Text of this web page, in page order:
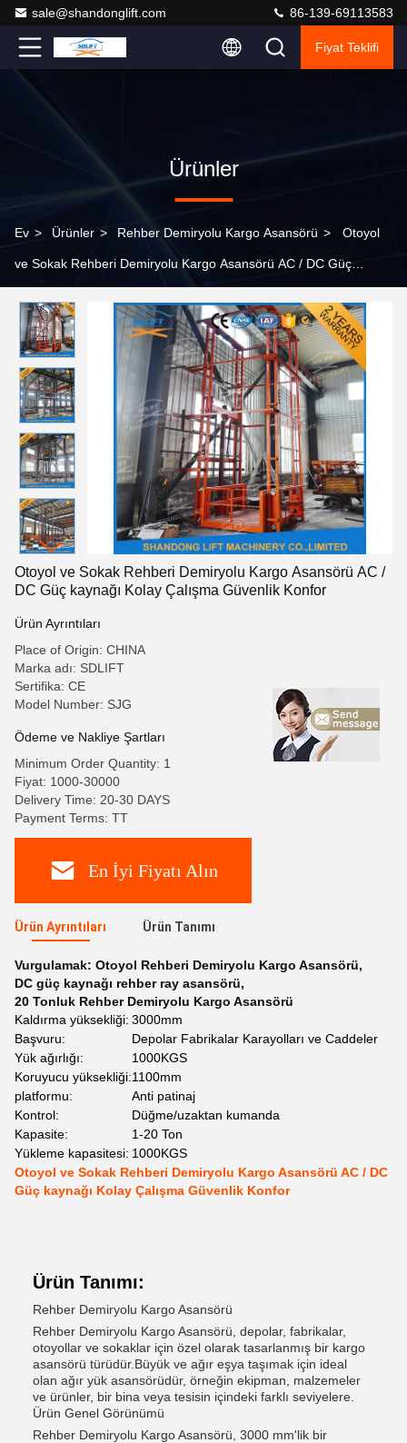
sale@shandonglift.com 86-139-69113583
Fiyat Teklifi
Ürünler
Ev > Ürünler > Rehber Demiryolu Kargo Asansörü > Otoyol
ve Sokak Rehberi Demiryolu Kargo Asansörü AC / DC Güç
Otoyol ve Sokak Rehberi Demiryolu Kargo Asansörü AC /
DC Güç kaynağı Kolay Çalışma Güvenlik Konfor
Ürün Ayrıntıları
Place of Origin: CHINA
Marka adı: SDLIFT
Sertifika: CE
Model Number: SJG
Ödeme ve Nakliye Şartları
Minimum Order Quantity: 1
Fiyat: 1000-30000
Delivery Time: 20-30 DAYS
Payment Terms: TT
En İyi Fiyatı Alın
Ürün Ayrıntıları Ürün Tanımı
Vurgulamak: Otoyol Rehberi Demiryolu Kargo Asansörü,
DC güç kaynağı rehber ray asansörü,
20 Tonluk Rehber Demiryolu Kargo Asansörü
Kaldırma yüksekliği: 3000mm
Başvuru:
Depolar Fabrikalar Karayolları ve Caddeler
Yük ağırlığı:
1000KGS
Koruyucu yüksekliği:1100mm
platformu:
Anti patinaj
Kontrol:
Düğme/uzaktan kumanda
Kapasite:
1-20 Ton
Yükleme kapasitesi: 1000KGS
Otoyol ve Sokak Rehberi Demiryolu Kargo Asansörü AC / DC
Güç kaynağı Kolay Çalışma Güvenlik Konfor
Ürün Tanımı:
Rehber Demiryolu Kargo Asansörü
Rehber Demiryolu Kargo Asansörü, depolar, fabrikalar,
otoyollar ve sokaklar için özel olarak tasarlanmış bir kargo
asansörü türüdür.Büyük ve ağır eşya taşımak için ideal
olan ağır yük asansörüdür, örneğin ekipman, malzemeler
ve ürünler, bir bina veya tesisin içindeki farklı seviyelere.
Ürün Genel Görünümü
Rehber Demiryolu Kargo Asansörü, 3000 mm'lik bir